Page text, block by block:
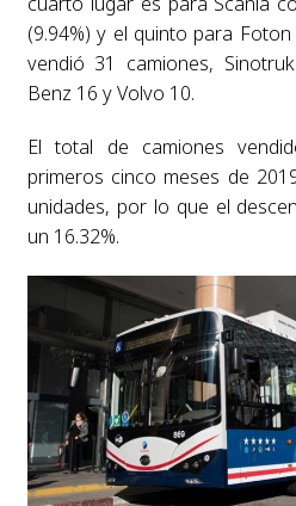
(9.94%) y el quinto para
vendió 31 camiones,
Benz 16 y Volvo 10.
El total de camiones
primeros cinco meses de
unidades, por lo que el
un 16.32%.